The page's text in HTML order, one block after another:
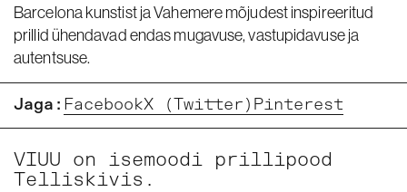
Barcelona kunstist ja Vahemere mõjudest inspireeritud
prillid ühendavad endas mugavuse, vastupidavuse ja
autentsuse.
Jaga: FacebookX (Twitter) Pinterest
VIUU on isemoodi prillipood
Telliskivis.